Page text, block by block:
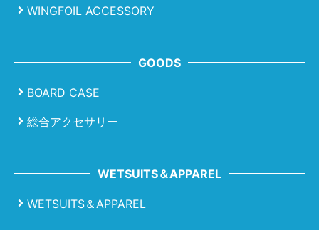
WINGFOIL ACCESSORY
GOODS
BOARD CASE
総合アクセサリー
WETSUITS＆APPAREL
WETSUITS＆APPAREL